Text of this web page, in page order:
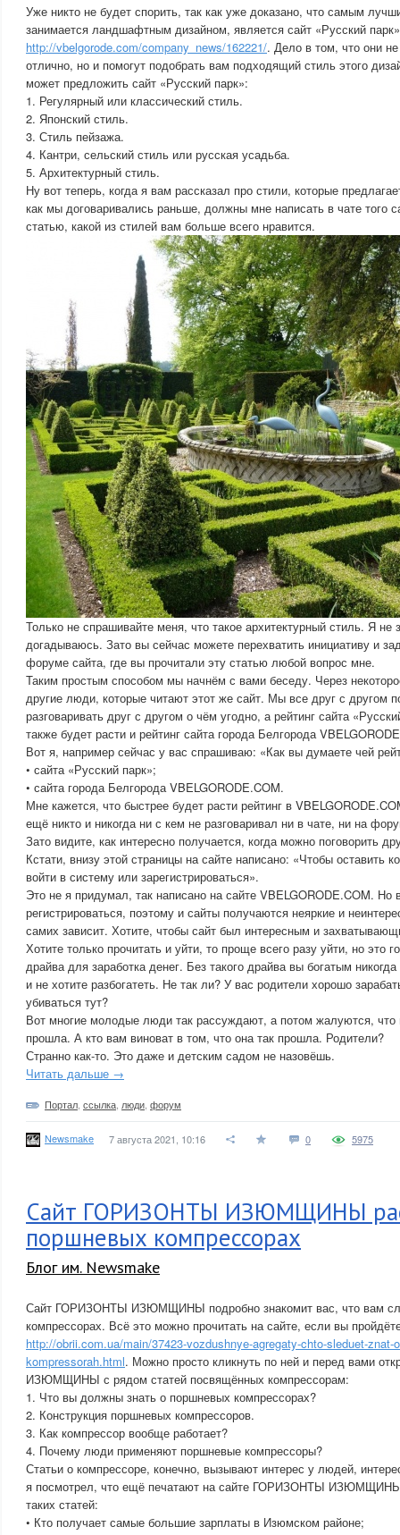
Уже никто не будет спорить, так как уже доказано, что самым
занимается ландшафтным дизайном, является сайт «Русский
http://vbelgorode.com/company_news/162221/. Дело в том, что они
отлично, но и помогут подобрать вам подходящий стиль этого
может предложить сайт «Русский парк»:
1. Регулярный или классический стиль.
2. Японский стиль.
3. Стиль пейзажа.
4. Кантри, сельский стиль или русская усадьба.
5. Архитектурный стиль.
Ну вот теперь, когда я вам рассказал про стили, которые
как мы договаривались раньше, должны мне написать в чате того
статью, какой из стилей вам больше всего нравится.
Только не спрашивайте меня, что такое архитектурный стиль. Я
догадываюсь. Зато вы сейчас можете перехватить инициативу и
форуме сайта, где вы прочитали эту статью любой вопрос мне.
Таким простым способом мы начнём с вами беседу. Через
другие люди, которые читают этот же сайт. Мы все друг с другом
разговаривать друг с другом о чём угодно, а рейтинг сайта
также будет расти и рейтинг сайта города Белгорода
Вот я, например сейчас у вас спрашиваю: «Как вы думаете чей
• сайта «Русский парк»;
• сайта города Белгорода VBELGORODE.COM.
Мне кажется, что быстрее будет расти рейтинг в
ещё никто и никогда ни с кем не разговаривал ни в чате, ни на
Зато видите, как интересно получается, когда можно поговорить
Кстати, внизу этой страницы на сайте написано: «Чтобы оставить
войти в систему или зарегистрироваться».
Это не я придумал, так написано на сайте VBELGORODE.COM.
регистрироваться, поэтому и сайты получаются неяркие и
самих зависит. Хотите, чтобы сайт был интересным и
Хотите только прочитать и уйти, то проще всего разу уйти, но это
драйва для заработка денег. Без такого драйва вы богатым
и не хотите разбогатеть. Не так ли? У вас родители хорошо
убиваться тут?
Вот многие молодые люди так рассуждают, а потом жалуются, что
прошла. А кто вам виноват в том, что она так прошла. Родители?
Странно как-то. Это даже и детским садом не назовёшь.
Читать дальше →
Портал ссылка люди форум
Newsmake 7 августа 2021, 10:16 0 5975
Сайт ГОРИЗОНТЫ ИЗЮМЩИНЫ
поршневых компрессорах
Блог им. Newsmake
Сайт ГОРИЗОНТЫ ИЗЮМЩИНЫ подробно знакомит вас, что вам
компрессорах. Всё это можно прочитать на сайте, если вы
http://obrii.com.ua/main/37423-vozdushnye-agregaty-chto-sleduet-znat-
kompressorah.html. Можно просто кликнуть по ней и перед вами
ИЗЮМЩИНЫ с рядом статей посвящённых компрессорам:
1. Что вы должны знать о поршневых компрессорах?
2. Конструкция поршневых компрессоров.
3. Как компрессор вообще работает?
4. Почему люди применяют поршневые компрессоры?
Статьи о компрессоре, конечно, вызывают интерес у людей,
я посмотрел, что ещё печатают на сайте ГОРИЗОНТЫ ИЗЮМЩИНЫ
таких статей:
• Кто получает самые большие зарплаты в Изюмском районе;